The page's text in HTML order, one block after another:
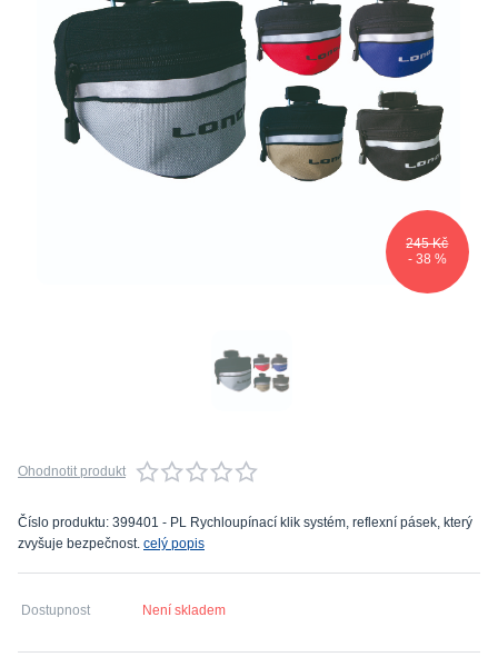
245 Kč
- 38 %
Ohodnotit produkt
Číslo produktu: 399401 - PL Rychloupínací klik systém, reflexní pásek, který
zvyšuje bezpečnost. celý popis
Dostupnost Není skladem